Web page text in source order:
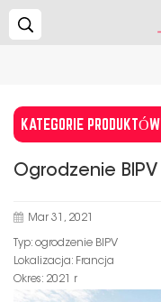
KATEGORIE PRODUKTÓW
Ogrodzenie BIPV
Mar 31, 2021
Typ: ogrodzenie BIPV
Lokalizacja: Francja
Okres: 2021 r